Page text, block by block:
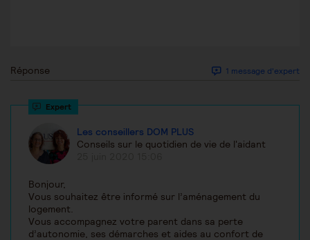
Réponse 1 message d'expert
Les conseillers DOM PLUS
Conseils sur le quotidien de vie de l'aidant
Bonjour,
Vous souhaitez être informé sur l’aménagement du
logement.
Vous accompagnez votre parent dans sa perte
d’autonomie, ses démarches et aides au confort de